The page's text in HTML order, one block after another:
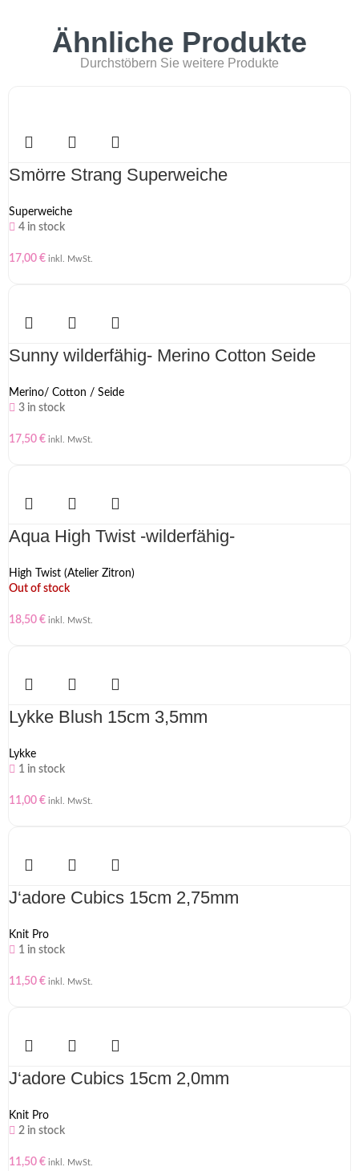
Ähnliche Produkte
Durchstöbern Sie weitere Produkte
Smörre Strang Superweiche
Superweiche
4 in stock
17,00 € inkl. MwSt.
Sunny wilderfähig- Merino Cotton Seide
Merino/ Cotton / Seide
3 in stock
17,50 € inkl. MwSt.
Aqua High Twist -wilderfähig-
High Twist (Atelier Zitron)
Out of stock
18,50 € inkl. MwSt.
Lykke Blush 15cm 3,5mm
Lykke
1 in stock
11,00 € inkl. MwSt.
J‘adore Cubics 15cm 2,75mm
Knit Pro
1 in stock
11,50 € inkl. MwSt.
J‘adore Cubics 15cm 2,0mm
Knit Pro
2 in stock
11,50 € inkl. MwSt.